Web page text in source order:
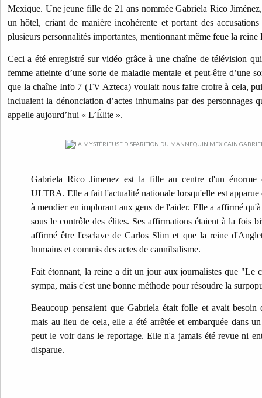
Mexique. Une jeune fille de 21 ans nommée Gabriela Rico
un hôtel, criant de manière incohérente et portant des
plusieurs personnalités importantes, mentionnant même feue la reine
Ceci a été enregistré sur vidéo grâce à une chaîne de télévision
femme atteinte d’une sorte de maladie mentale et peut-être d’une
que la chaîne Info 7 (TV Azteca) voulait nous faire croire à cela,
incluaient la dénonciation d’actes inhumains par des personnages
appelle aujourd’hui « L’Élite ».
Gabriela Rico Jimenez est la fille au centre d'un
ULTRA. Elle a fait l'actualité nationale lorsqu'elle est apparue
à mendier en implorant aux gens de l'aider. Elle a affirmé
sous le contrôle des élites. Ses affirmations étaient à la fois
affirmé être l'esclave de Carlos Slim et que la reine
humains et commis des actes de cannibalisme.
Fait étonnant, la reine a dit un jour aux journalistes que "Le
sympa, mais c'est une bonne méthode pour résoudre la
Beaucoup pensaient que Gabriela était folle et avait besoin
mais au lieu de cela, elle a été arrêtée et embarquée dans
peut le voir dans le reportage. Elle n'a jamais été revue ni
disparue.